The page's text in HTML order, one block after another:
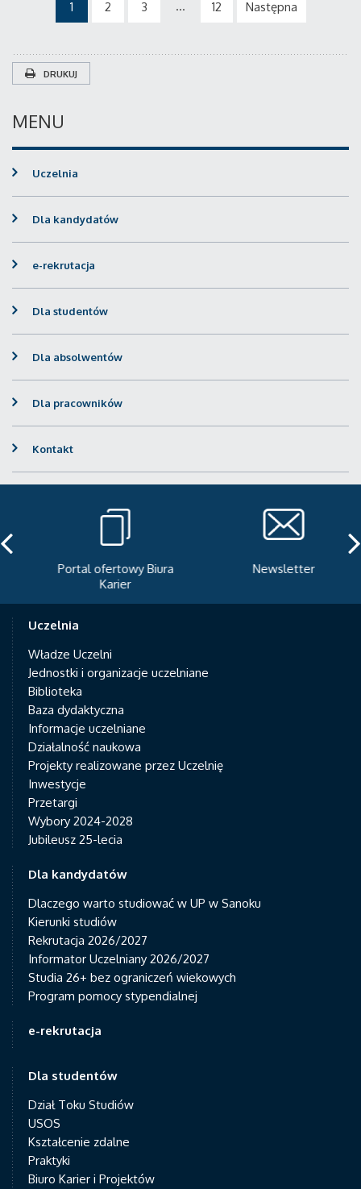
1 2 3 ... 12 Następna
DRUKUJ
MENU
Uczelnia
Dla kandydatów
e-rekrutacja
Dla studentów
Dla absolwentów
Dla pracowników
Kontakt
Portal ofertowy Biura
Karier
Newsletter
Uczelnia
Władze Uczelni
Jednostki i organizacje uczelniane
Biblioteka
Baza dydaktyczna
Informacje uczelniane
Działalność naukowa
Projekty realizowane przez Uczelnię
Inwestycje
Przetargi
Wybory 2024-2028
Jubileusz 25-lecia
Dla kandydatów
Dlaczego warto studiować w UP w Sanoku
Kierunki studiów
Rekrutacja 2026/2027
Informator Uczelniany 2026/2027
Studia 26+ bez ograniczeń wiekowych
Program pomocy stypendialnej
e-rekrutacja
Dla studentów
Dział Toku Studiów
USOS
Kształcenie zdalne
Praktyki
Biuro Karier i Projektów